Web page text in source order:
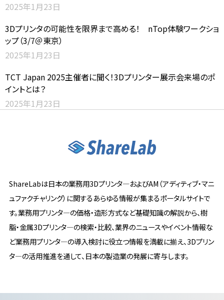
2025年1月23日
3Dプリンタの可能性を限界まで高める！ nTop体験ワークショ
ップ（3/7＠東京）
2025年1月23日
TCT Japan 2025主催者に聞く！3Dプリンター展示会来場のポ
イントとは？
2025年1月23日
ShareLabは日本の業務用3Dプリンタ―およびAM（アディティブ・マニ
ュファクチャリング）に関するあらゆる情報が集まるポータルサイトで
す。業務用プリンタ―の価格・造形方式など基礎知識の解説から、樹
脂・金属3Dプリンタ―の検索・比較、業界のニュースやイベント情報な
ど業務用プリンタ―の導入検討に役立つ情報を満載に揃え、3Dプリン
タ―の活用推進を通して、日本の製造業の発展に寄与します。